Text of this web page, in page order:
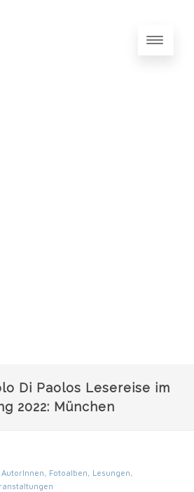
Di Paolos Lesereise im
2022: München
AutorInnen , Fotoalben , Lesungen ,